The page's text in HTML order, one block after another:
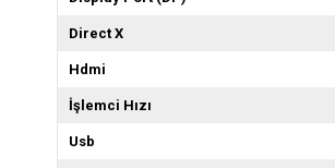
Direct X
Hdmi
İşlemci Hızı
Usb